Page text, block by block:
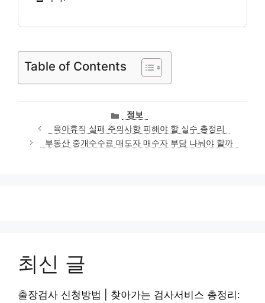
Table of Contents
카
테
고
리
정보
육아휴직 실패 주의사항 피해야 할 실수 총정리
부동산 중개수수료 매도자 매수자 부담 나눠야 할까
최신 글
출장검사 신청방법 | 찾아가는 검사서비스 총정리: